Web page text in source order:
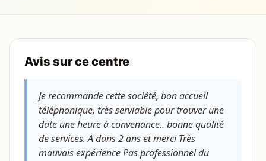
Avis sur ce centre
Je recommande cette société, bon accueil
téléphonique, très serviable pour trouver une
date une heure à convenance.. bonne qualité
de services. A dans 2 ans et merci Très
mauvais expérience Pas professionnel du